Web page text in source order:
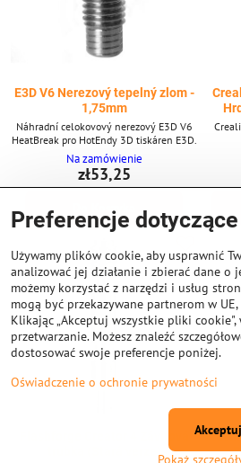
E3D V6 Nerezový tepelný zlom -
1,75mm
Náhradní celokovový nerezový E3D V6
HeatBreak pro HotEndy 3D tiskáren E3D.
Na zamówienie
zł53,25
Do Koszyka
Preferencje
Używamy plików cookie, aby usprawnić
analizować jej działanie i zbierać dane o
możemy korzystać z narzędzi i usług
mogą być przekazywane partnerom w
Klikając „Akceptuj wszystkie pliki cookie",
przetwarzanie. Możesz znaleźć
dostosować swoje preferencje poniżej.
Oświadczenie o ochronie prywatności
Pokaż